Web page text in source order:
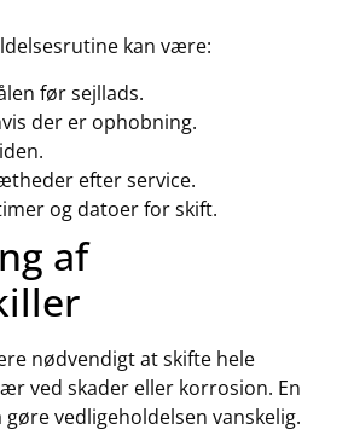
kan være:
før sejllads.
der er ophobning.
efter service.
og datoer for skift.
af
nødvendigt at skifte hele
ved skader eller korrosion. En
gøre vedligeholdelsen vanskelig.